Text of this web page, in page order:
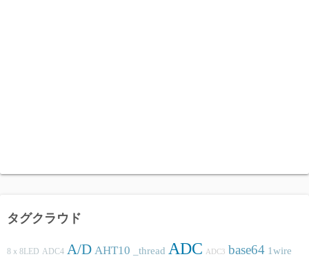
タグクラウド
8ｘ8LED ADC4 A/D AHT10 _thread ADC ADC3 base64 1wire